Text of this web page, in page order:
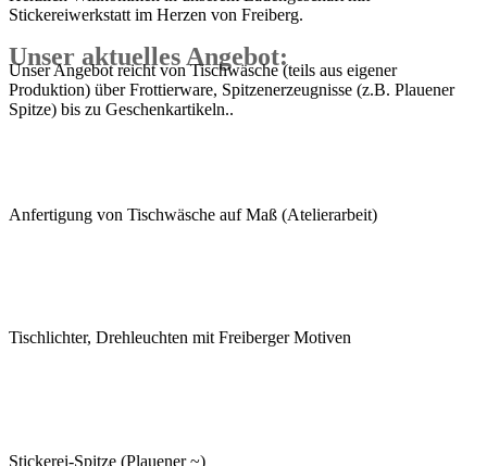
Stickereiwerkstatt im Herzen von Freiberg.
Unser aktuelles Angebot:
Unser Angebot reicht von Tischwäsche (teils aus eigener
Produktion) über Frottierware, Spitzenerzeugnisse (z.B. Plauener
Spitze) bis zu Geschenkartikeln..
Anfertigung von Tischwäsche auf Maß (Atelierarbeit)
Tischlichter, Drehleuchten mit Freiberger Motiven
Stickerei-Spitze (Plauener ~)